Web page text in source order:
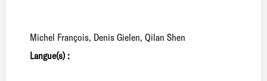
Michel François Denis Gielen Qilan Shen
Langue(s) :